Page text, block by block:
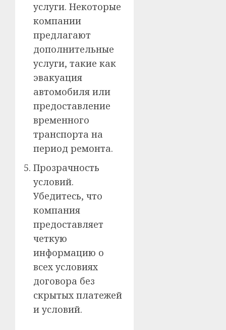
услуги. Некоторые
компании
предлагают
дополнительные
услуги, такие как
эвакуация
автомобиля или
предоставление
временного
транспорта на
период ремонта.
Прозрачность
условий.
Убедитесь, что
компания
предоставляет
четкую
информацию о
всех условиях
договора без
скрытых платежей
и условий.